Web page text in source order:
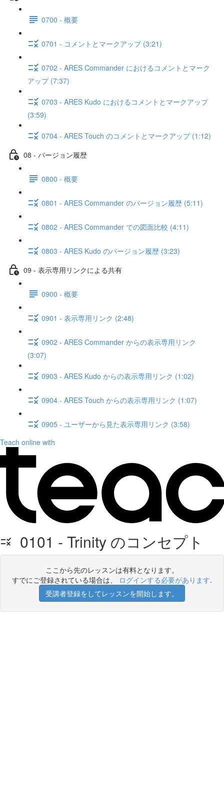
0700 - 概要
0701 - コメントとマークアップ (3:21)
0702 - ARES Commander におけるコメントとマーク
アップ (7:37)
0703 - ARES Kudo におけるコメントとマークアップ
(3:59)
0704 - ARES Touch のコメントとマークアップ (1:12)
08 - バージョン履歴
0800 - 概要
0801 - ARES Commander のバージョン履歴 (5:11)
0802 - ARES Commander での図面比較 (4:11)
0803 - ARES Kudo のバージョン履歴 (3:23)
09 - 表示専用リンクによる共有
0900 - 概要
0901 - 表示専用リンク (2:48)
0902 - ARES Commander からの表示専用リンク
(3:07)
0903 - ARES Kudo からの表示専用リンク (1:02)
0904 - ARES Touch からの表示専用リンク (1:07)
0905 - ユーザーから見た表示専用リンク (3:58)
Teach online with
0101 - Trinity のコンセプト
ここから先のレッスンは有料となります。
すでにご登録されている場合は、 ログインする必要があります.
受講者登録をしてレッスンを開始します。